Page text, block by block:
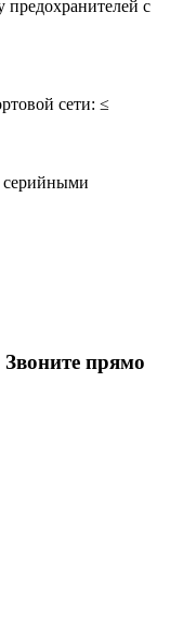
предохранителей c
сети: ≤
серийными
Звоните прямо